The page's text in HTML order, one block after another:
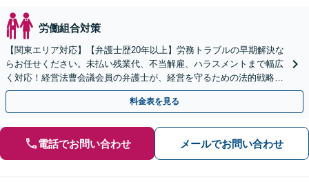
労働組合対策
【関東エリア対応】【弁護士歴20年以上】労務トラブルの早期解決な
らお任せください。未払い残業代、不当解雇、ハラスメントまで幅広
く対応！経営法曹会議会員の弁護士が、経営を守るための法的戦略を
提案します【夜間や休日相談も対応可能】
料金表を見る
電話でお問い合わせ メールでお問い合わせ